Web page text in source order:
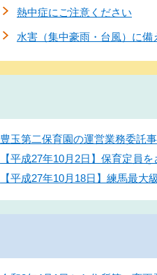
熱中症にご注意ください
水害（集中豪雨・台風）に備
豊玉第二保育園の運営業務委託
【平成27年10月2日】保育定員
【平成27年10月18日】練馬最